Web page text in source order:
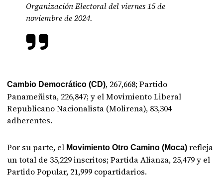
Organización Electoral del viernes 15 de
noviembre de 2024.
Cambio Democrático (CD), 267,668; Partido
Panameñista, 226,847; y el Movimiento Liberal
Republicano Nacionalista (Molirena), 83,304
adherentes.
Por su parte, el Movimiento Otro Camino (Moca) refleja
un total de 35,229 inscritos; Partida Alianza, 25,479 y el
Partido Popular, 21,999 copartidarios.